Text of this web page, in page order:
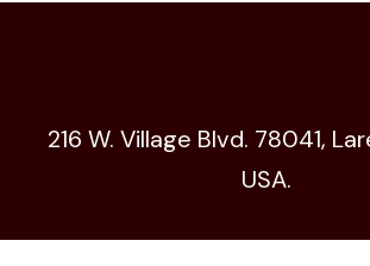
216 W. Village Blvd. 78041,
USA.